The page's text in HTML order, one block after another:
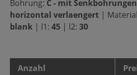
Bohrung: C - mit Senkbohrungen
horizontal verlaengert |
blank | l1: 45 | l2: 30
Anzahl